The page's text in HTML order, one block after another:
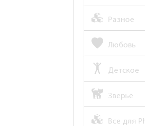
Разное
Любовь
Детское
Зверьё
Все для